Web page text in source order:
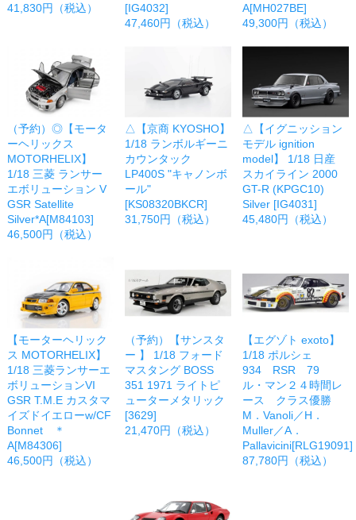
41,830円（税込）
[IG4032]
47,460円（税込）
A[MH027BE]
49,300円（税込）
（予約）◎【モータ
ーヘリックス
MOTORHELIX】
1/18 三菱 ランサー
エボリューション V
GSR Satellite
Silver*A[M84103]
46,500円（税込）
△【京商 KYOSHO】
1/18 ランボルギーニ
カウンタック
LP400S "キャノンボ
ール"
[KS08320BKCR]
31,750円（税込）
△【イグニッション
モデル ignition
model】 1/18 日産
スカイライン 2000
GT-R (KPGC10)
Silver [IG4031]
45,480円（税込）
【モーターヘリック
ス MOTORHELIX】
1/18 三菱ランサーエ
ボリューションVI
GSR T.M.E カスタマ
イズドイエローw/CF
Bonnet ＊
A[M84306]
46,500円（税込）
（予約）【サンスタ
ー 】 1/18 フォード
マスタング BOSS
351 1971 ライトピ
ューターメタリック
[3629]
21,470円（税込）
【エグゾト exoto】
1/18 ポルシェ
934 RSR 79
ル・マン２４時間レ
ース クラス優勝
M．Vanoli／H．
Muller／A．
Pallavicini[RLG19091]
87,780円（税込）